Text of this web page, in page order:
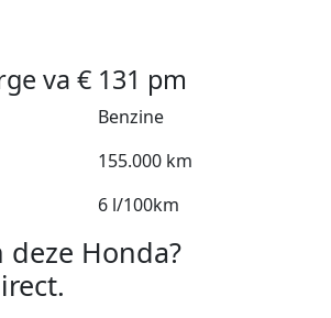
va € 131 pm
Benzine
155.000 km
6 l/100km
Honda?
.